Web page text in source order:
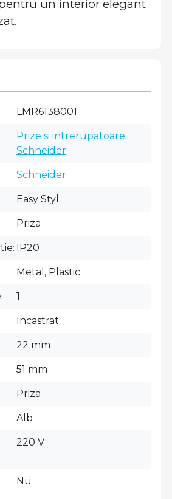
un interior elegant
LMR6138001
Prize si intrerupatoare
Schneider
Schneider
Easy Styl
Priza
IP20
Metal, Plastic
1
Incastrat
22 mm
51 mm
Priza
Alb
220 V
Nu